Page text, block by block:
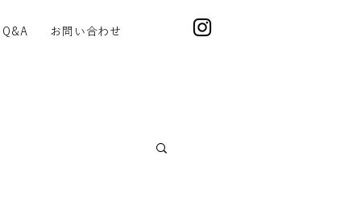
Q&A お問い合わせ